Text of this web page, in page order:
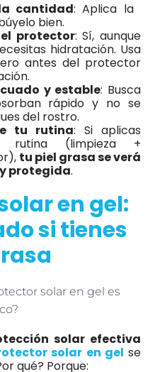
cantidad: Aplica la
bien.
protector: Sí, aunque
hidratación. Usa
antes del protector
y estable: Busca
rápido y no se
del rostro.
tu rutina: Si aplicas
rutina (limpieza +
tu piel grasa se verá
protegida.
en gel:
si tienes
solar efectiva
solar en gel se
qué? Porque: